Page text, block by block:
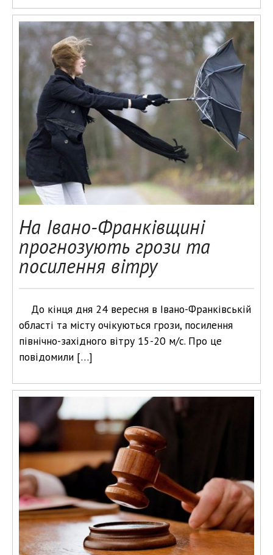
На Івано-Франківщині
прогнозують грози та
посилення вітру
До кінця дня 24 вересня в Івано-Франківській
області та місту очікуються грози, посилення
північно-західного вітру 15-20 м/с. Про це
повідомили […]